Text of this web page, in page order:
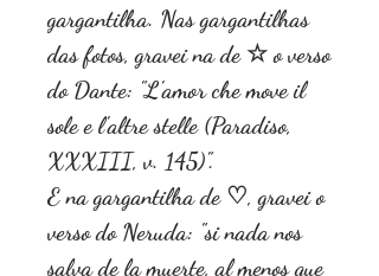
gargantilha. Nas gargantilhas
das fotos, gravei na de ☆ o verso
do Dante: "L'amor che move il
sole e l'altre stelle (Paradiso,
XXXIII, v. 145)".
E na gargantilha de ♡, gravei o
verso do Neruda: "si nada nos
salva de la muerte, al menos que